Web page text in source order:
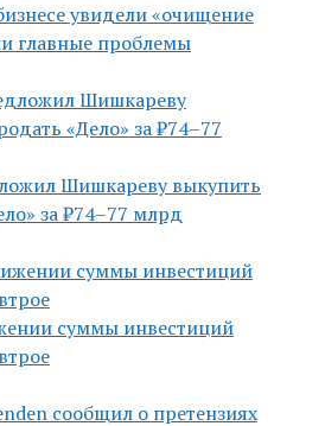
увидели «очищение
главные проблемы
Шишкареву выкупить
за ₽74–77 млрд
суммы инвестиций